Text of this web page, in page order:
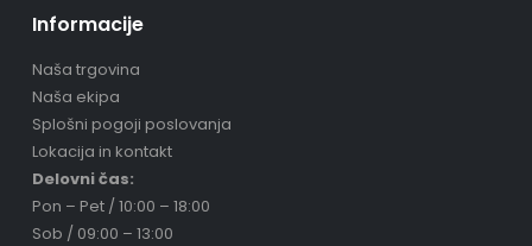
Informacije
Naša trgovina
Naša ekipa
Splošni pogoji poslovanja
Lokacija in kontakt
Delovni čas:
Pon – Pet / 10:00 – 18:00
Sob / 09:00 – 13:00